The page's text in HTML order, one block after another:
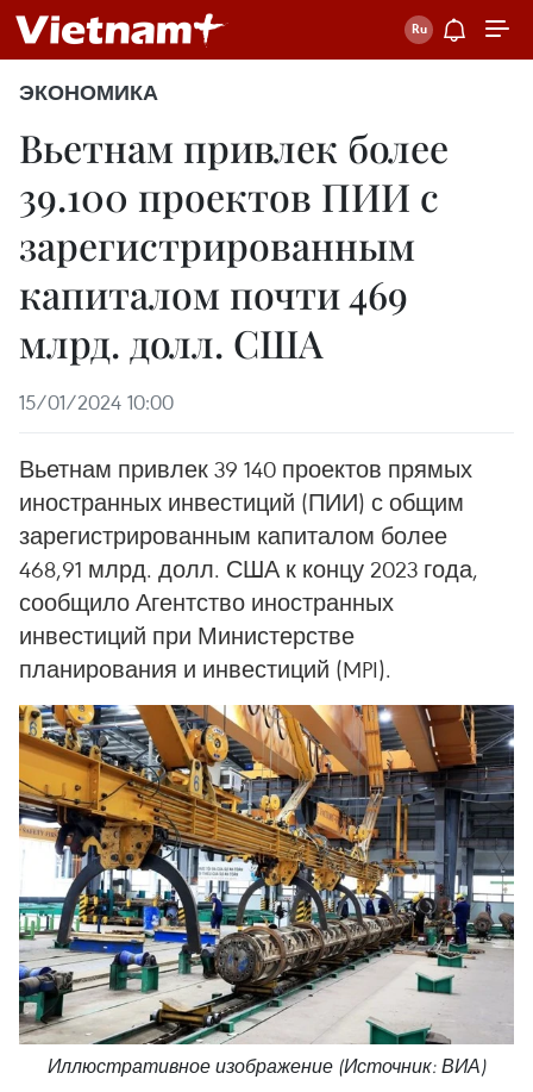
ЭКОНОМИКА
Вьетнам привлек более
39.100 проектов ПИИ с
зарегистрированным
капиталом почти 469
млрд. долл. США
15/01/2024 10:00
Вьетнам привлек 39 140 проектов прямых
иностранных инвестиций (ПИИ) с общим
зарегистрированным капиталом более
468,91 млрд. долл. США к концу 2023 года,
сообщило Агентство иностранных
инвестиций при Министерстве
планирования и инвестиций (MPI).
Иллюстративное изображение (Источник: ВИА)